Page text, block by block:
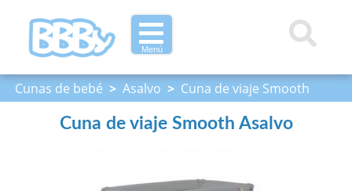
Menú
Cunas de bebé > Asalvo > Cuna de viaje Smooth
Asalvo
Cuna de viaje Smooth Asalvo